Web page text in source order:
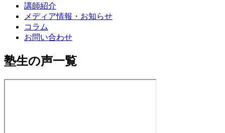
講師紹介
メディア情報・お知らせ
コラム
お問い合わせ
塾生の声一覧